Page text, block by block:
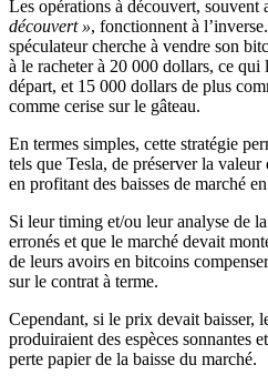
Les opérations à découvert, souvent
découvert », fonctionnent à
spéculateur cherche à vendre son
à le racheter à 20 000 dollars, ce qui
départ, et 15 000 dollars de plus
comme cerise sur le gâteau.
En termes simples, cette stratégie
tels que Tesla, de préserver la
en profitant des baisses de marché
Si leur timing et/ou leur analyse de
erronés et que le marché devait
de leurs avoirs en bitcoins
sur le contrat à terme.
Cependant, si le prix devait baisser,
produiraient des espèces sonnantes
perte papier de la baisse du marché.